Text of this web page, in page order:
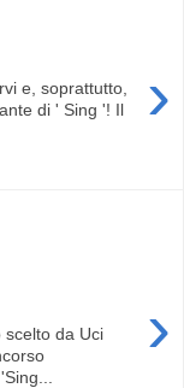
›
e, soprattutto,
di ' Sing '! Il
›
scelto da Uci